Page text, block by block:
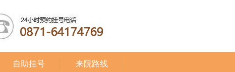
自助挂号 来院路线